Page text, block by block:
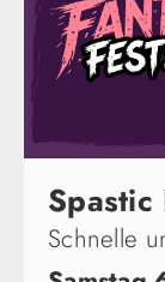
Spastic
Schnelle